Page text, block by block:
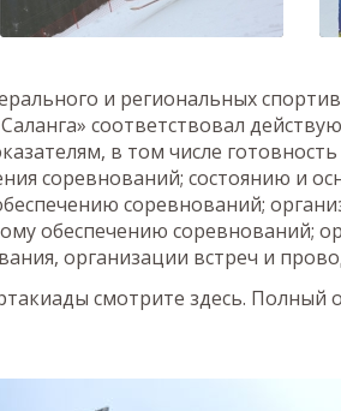
и региональных
соответствовал
в том числе
соревнований; состоянию и
соревнований;
обеспечению соревнований;
организации встреч и
смотрите здесь. Полный